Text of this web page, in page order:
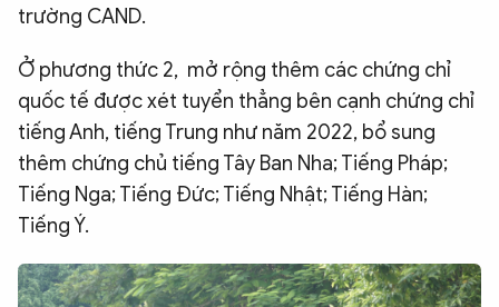
trường CAND.
Ở phương thức 2, mở rộng thêm các chứng chỉ
quốc tế được xét tuyển thẳng bên cạnh chứng chỉ
tiếng Anh, tiếng Trung như năm 2022, bổ sung
thêm chứng chủ tiếng Tây Ban Nha; Tiếng Pháp;
Tiếng Nga; Tiếng Đức; Tiếng Nhật; Tiếng Hàn;
Tiếng Ý.